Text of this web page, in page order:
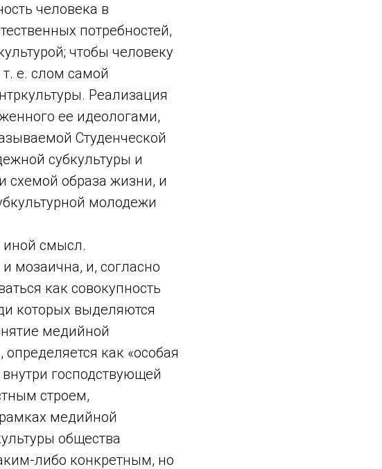
человека в
потребностей,
чтобы человеку
е. слом самой
Реализация
ее идеологами,
Студенческой
субкультуры и
схемой образа жизни, и
молодежи
иной смысл.
мозаична, и, согласно
как совокупность
которых выделяются
медийной
как «особая
господствующей
строем,
медийной
общества
либо конкретным, но